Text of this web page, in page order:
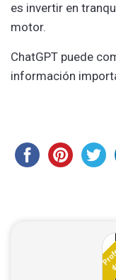
es invertir en
motor.
ChatGPT puede
información